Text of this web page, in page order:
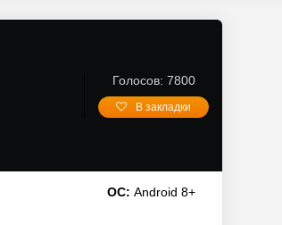
Голосов: 7800
В закладки
ОС: Android 8+